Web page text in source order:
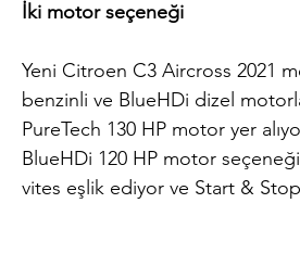
İki motor seçeneği
Yeni Citroen C3 Aircross 2021
benzinli ve BlueHDi dizel
PureTech 130 HP motor yer
BlueHDi 120 HP motor
vites eşlik ediyor ve Start &